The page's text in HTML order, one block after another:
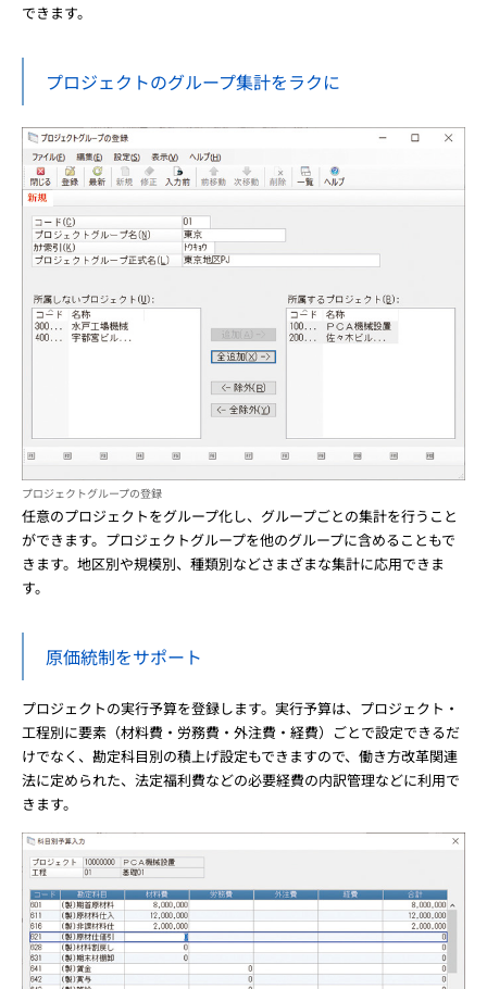
できます。
プロジェクトのグループ集計をラクに
プロジェクトグループの登録
任意のプロジェクトをグループ化し、グループごとの集計を行うこと
ができます。プロジェクトグループを他のグループに含めることもで
きます。地区別や規模別、種類別などさまざまな集計に応用できま
す。
原価統制をサポート
プロジェクトの実行予算を登録します。実行予算は、プロジェクト・
工程別に要素（材料費・労務費・外注費・経費）ごとで設定できるだ
けでなく、勘定科目別の積上げ設定もできますので、働き方改革関連
法に定められた、法定福利費などの必要経費の内訳管理などに利用で
きます。